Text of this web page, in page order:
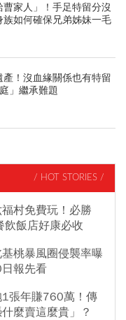
家人」！手足特留分沒
如何確保兄弟姊妹一毛
！沒血緣關係也有特留
」繼承難題
/ HOT STORIES /
村免費玩！必勝
飯店好康必收
桃暴風圈侵襲率曝
報先看
1張年賺760萬！傳
麼賣這麼貴」？